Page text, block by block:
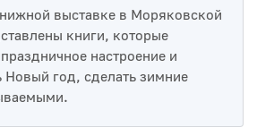
выставке в Моряковской
книги, которые
настроение и
Новый год, сделать зимние